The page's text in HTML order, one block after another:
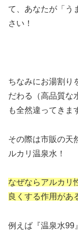
て、あなたが「う
さい！
ちなみにお湯割り
だわる（高品質な
も全然違ってきま
その際は市販の天
ルカリ温泉水！
なぜならアルカリ
良くする作用があ
例えば『温泉水99